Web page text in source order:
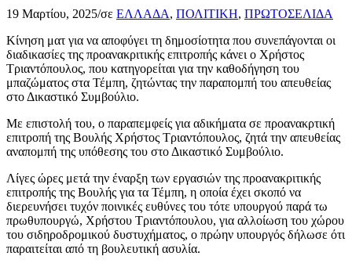
19 Μαρτίου, 2025/σε ΕΛΛΑΔΑ, ΠΟΛΙΤΙΚΗ, ΠΡΩΤΟΣΕΛΙΔΑ
Κίνηση ματ για να αποφύγει τη δημοσίοτητα που συνεπάγονται οι
διαδικασίες της προανακριτικής επιτροπής κάνει ο Χρήστος
Τριαντόπουλος, που κατηγορείται για την καθοδήγηση του
μπαζώματος στα Τέμπη, ζητώντας την παραπομπή του απευθείας
στο Δικαστικό Συμβούλιο.
Με επιστολή του, ο παραπεμφείς για αδικήματα σε προανακρτική
επιτροπή της Βουλής Χρήστος Τριαντόπουλος, ζητά την απευθείας
αναπομπή της υπόθεσης του στο Δικαστικό Συμβούλιο.
Λίγες ώρες μετά την έναρξη των εργασιών της προανακριτικής
επιτροπής της Βουλής για τα Τέμπη, η οποία έχει σκοπό να
διερευνήσει τυχόν ποινικές ευθύνες του τότε υπουργού παρά τω
πρωθυπουργώ, Χρήστου Τριαντόπουλου, για αλλοίωση του χώρου
του σιδηροδρομικού δυστυχήματος, ο πρώην υπουργός δήλωσε ότι
παραιτείται από τη βουλευτική ασυλία.